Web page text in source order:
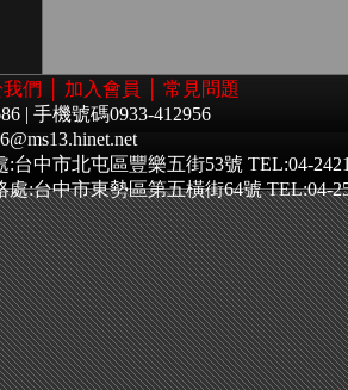
們 加入會員
常見問題
| 手機號碼0933-412956
台中市北屯區豐樂五街53號 TEL:04-
:台中市東勢區第五橫街64號 TEL:04-